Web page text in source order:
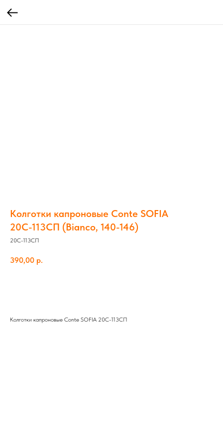
Колготки капроновые Conte SOFIA
20С-113СП (Bianco, 140-146)
20С-113СП
390,00 р.
Колготки капроновые Conte SOFIA 20С-113СП